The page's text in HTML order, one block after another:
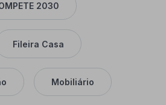
2030
Fileira Casa
Mobiliário